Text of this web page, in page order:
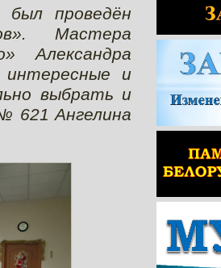
проведён
Мастера
Александра
интересные и
выбрать и
621 Ангелина